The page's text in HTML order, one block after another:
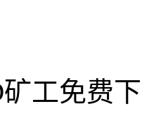
工免费